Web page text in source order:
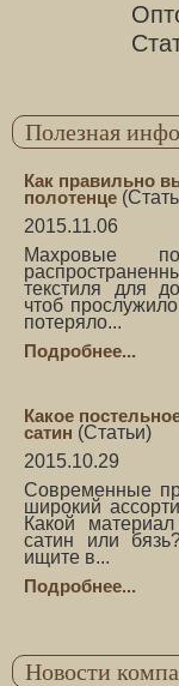
Полезная
Как правильно
полотенце (
2015.11.06
Махровые
текстиля для
чтоб
потеряло...
Подробнее...
Какое
сатин (Статьи)
2015.10.29
Современные
широкий
Какой
сатин или
ищите в...
Подробнее...
Новости